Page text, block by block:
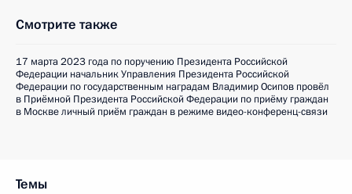
Смотрите также
17 марта 2023 года по поручению Президента Российской
Федерации начальник Управления Президента Российской
Федерации по государственным наградам Владимир Осипов провёл
в Приёмной Президента Российской Федерации по приёму граждан
в Москве личный приём граждан в режиме видео-конференц-связи
Темы